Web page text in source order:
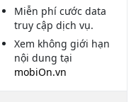
Miễn phí cước data
truy cập dịch vụ.
Xem không giới hạn
nội dung tại
mobiOn.vn